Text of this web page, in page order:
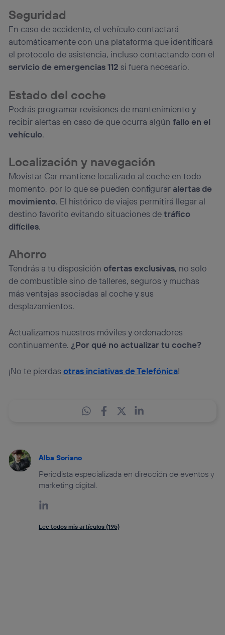
Seguridad
En caso de accidente, el vehículo contactará
automáticamente con una plataforma que identificará
el protocolo de asistencia, incluso contactando con el
servicio de emergencias 112 si fuera necesario.
Estado del coche
Podrás programar revisiones de mantenimiento y
recibir alertas en caso de que ocurra algúnfallo en el
vehículo.
Localización y navegación
Movistar Car mantiene localizado al coche en todo
momento, por lo que se pueden configurar alertas de
movimiento. El histórico de viajes permitirá llegar al
destino favorito evitando situaciones detráfico
difíciles.
Ahorro
Tendrás a tu disposiciónofertas exclusivas, no solo
de combustible sino de talleres, seguros y muchas
más ventajas asociadas al coche y sus
desplazamientos.
Actualizamos nuestros móviles y ordenadores
continuamente. ¿Por qué no actualizar tu coche?
¡No te pierdasotras inciativas de Telefónica!
Alba Soriano
Periodista especializada en dirección de eventos y
marketing digital.
Lee todos mis artículos (195)